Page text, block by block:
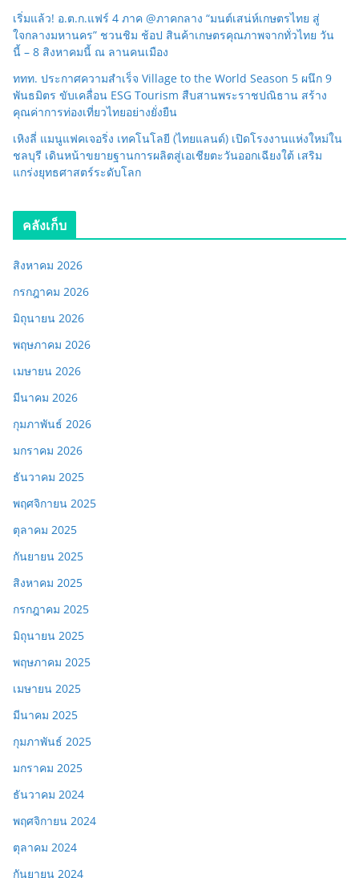
เริ่มแล้ว! อ.ต.ก.แฟร์ 4 ภาค @ภาคกลาง “มนต์เสน่ห์เกษตรไทย สู่
ใจกลางมหานคร” ชวนชิม ช้อป สินค้าเกษตรคุณภาพจากทั่วไทย วัน
นี้ – 8 สิงหาคมนี้ ณ ลานคนเมือง
ททท. ประกาศความสำเร็จ Village to the World Season 5 ผนึก 9
พันธมิตร ขับเคลื่อน ESG Tourism สืบสานพระราชปณิธาน สร้าง
คุณค่าการท่องเที่ยวไทยอย่างยั่งยืน
เหิงลี่ แมนูแฟคเจอริ่ง เทคโนโลยี (ไทยแลนด์) เปิดโรงงานแห่งใหม่ใน
ชลบุรี เดินหน้าขยายฐานการผลิตสู่เอเชียตะวันออกเฉียงใต้ เสริม
แกร่งยุทธศาสตร์ระดับโลก
คลังเก็บ
สิงหาคม 2026
กรกฎาคม 2026
มิถุนายน 2026
พฤษภาคม 2026
เมษายน 2026
มีนาคม 2026
กุมภาพันธ์ 2026
มกราคม 2026
ธันวาคม 2025
พฤศจิกายน 2025
ตุลาคม 2025
กันยายน 2025
สิงหาคม 2025
กรกฎาคม 2025
มิถุนายน 2025
พฤษภาคม 2025
เมษายน 2025
มีนาคม 2025
กุมภาพันธ์ 2025
มกราคม 2025
ธันวาคม 2024
พฤศจิกายน 2024
ตุลาคม 2024
กันยายน 2024